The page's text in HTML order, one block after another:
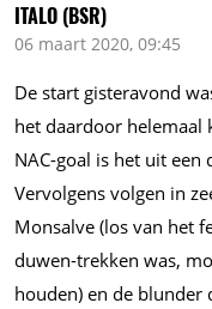
ITALO (BSR)
06 maart 2020, 09:45
De start gisteravond
het daardoor
NAC-goal is het uit
Vervolgens volgen in
Monsalve (los van het
duwen-trekken was,
houden) en de blunder